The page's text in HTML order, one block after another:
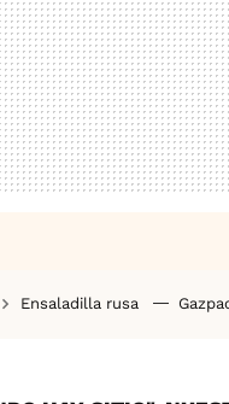
Ensaladilla rusa